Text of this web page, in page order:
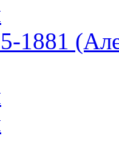
1881